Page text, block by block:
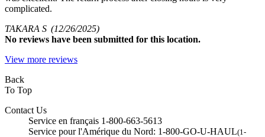
complicated.
TAKARA S (12/26/2025)
No reviews have been submitted for this location.
View more reviews
Back
To Top
Contact Us
Service en français 1-800-663-5613
Service pour l'Amérique du Nord: 1-800-GO-U-HAUL(1-